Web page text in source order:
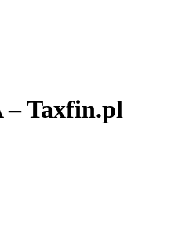
– Taxfin.pl